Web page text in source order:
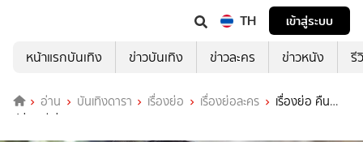
TH
เข้าสู่ระบบ
หน้าแรกบันเทิง
ข่าวบันเทิง ข่าวละคร ข่าวหนัง รี
อ่าน บันเทิงดารา เรื่องย่อ เรื่องย่อละคร
เรื่องย่อ คืน
ปล่อยผี ช่อง 9 MCOT HD